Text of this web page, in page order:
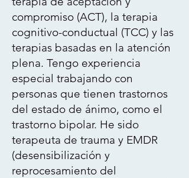
compromiso (ACT), la terapia
cognitivo-conductual (TCC) y las
terapias basadas en la atención
plena. Tengo experiencia
especial trabajando con
personas que tienen trastornos
del estado de ánimo, como el
trastorno bipolar. He sido
terapeuta de trauma y EMDR
(desensibilización y
reprocesamiento del